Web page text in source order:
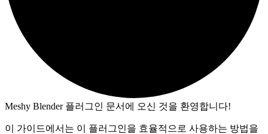
Meshy Blender 플러그인 문서에 오신 것을 환영합니다!
이 가이드에서는 이 플러그인을 효율적으로 사용하는 방법을